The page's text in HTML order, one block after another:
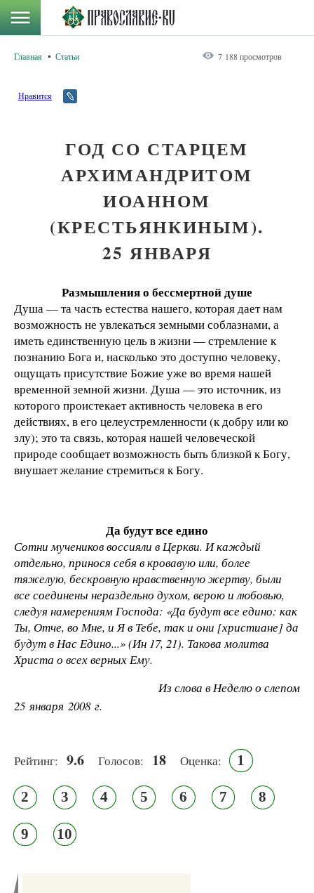
Главная Статьи 7 188 просмотров
Нравится
ГОД СО СТАРЦЕМ
АРХИМАНДРИТОМ
ИОАННОМ
(КРЕСТЬЯНКИНЫМ).
25 ЯНВАРЯ
Размышления о бессмертной душе
Душа — та часть естества нашего, которая дает нам
возможность не увлекаться земными соблазнами, а
иметь единственную цель в жизни — стремление к
познанию Бога и, насколько это доступно человеку,
ощущать присутствие Божие уже во время нашей
временной земной жизни. Душа — это источник, из
которого проистекает активность человека в его
действиях, в его целеустремленности (к добру или ко
злу); это та связь, которая нашей человеческой
природе сообщает возможность быть близкой к Богу,
внушает желание стремиться к Богу.
Да будут все едино
Сотни мучеников воссияли в Церкви. И каждый
отдельно, принося себя в кровавую или, более
тяжелую, бескровную нравственную жертву, были
все соединены нераздельно духом, верою и любовью,
следуя намерениям Господа: «Да будут все едино: как
Ты, Отче, во Мне, и Я в Тебе, так и они [христиане] да
будут в Нас Едино...» (Ин 17, 21). Такова молитва
Христа о всех верных Ему.
Из слова в Неделю о слепом
25 января 2008 г.
Рейтинг: 9.6 Голосов: 18 Оценка: 1
2 3 4 5 6 7 8
9 10